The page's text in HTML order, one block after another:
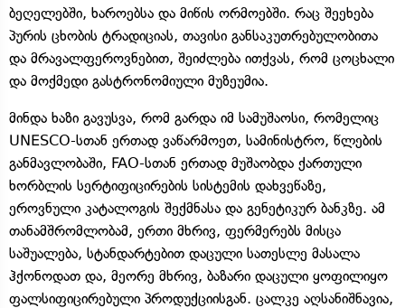
ბეღელებში, ხაროებსა და მიწის ორმოებში. რაც შეეხება
პურის ცხობის ტრადიციას, თავისი განსაკუთრებულობითა
და მრავალფეროვნებით, შეიძლება ითქვას, რომ ცოცხალი
და მოქმედი გასტრონომიული მუზეუმია.
მინდა ხაზი გავუსვა, რომ გარდა იმ სამუშაოსი, რომელიც
UNESCO-სთან ერთად ვაწარმოეთ, სამინისტრო, წლების
განმავლობაში, FAO-სთან ერთად მუშაობდა ქართული
ხორბლის სერტიფიცირების სისტემის დახვეწაზე,
ეროვნული კატალოგის შექმნასა და გენეტიკურ ბანკზე. ამ
თანამშრომლობამ, ერთი მხრივ, ფერმერებს მისცა
საშუალება, სტანდარტებით დაცული სათესლე მასალა
ჰქონოდათ და, მეორე მხრივ, ბაზარი დაცული ყოფილიყო
ფალსიფიცირებული პროდუქციისგან. ცალკე აღსანიშნავია,